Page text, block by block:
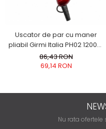
Uscator de par cu maner
pliabil Girmi Italia PH02 1200W
dubluvoltaj concentrator de
aer cablu 173 cm rosu
86,43 RON
69,14 RON
Nu rata